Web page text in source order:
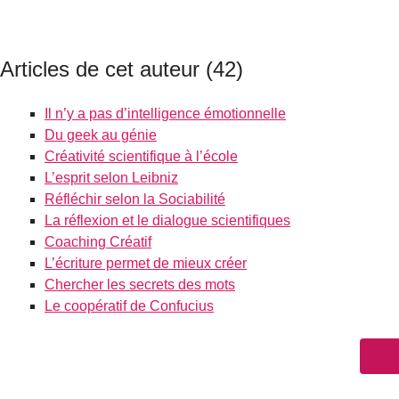
Articles de cet auteur (42)
Il n’y a pas d’intelligence émotionnelle
Du geek au génie
Créativité scientifique à l’école
L’esprit selon Leibniz
Réfléchir selon la Sociabilité
La réflexion et le dialogue scientifiques
Coaching Créatif
L’écriture permet de mieux créer
Chercher les secrets des mots
Le coopératif de Confucius